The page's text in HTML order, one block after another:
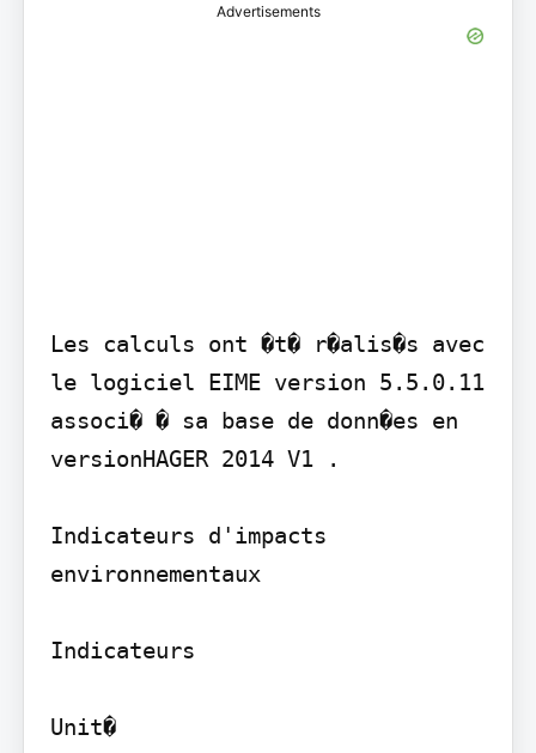
Advertisements
Les calculs ont �t� r�alis�s avec
le logiciel EIME version 5.5.0.11
associ� � sa base de donn�es en
versionHAGER 2014 V1 .
Indicateurs d'impacts
environnementaux
Indicateurs
Unit�